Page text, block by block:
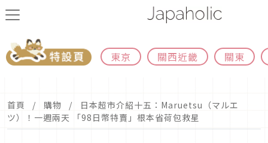
東京 關西近畿 關東
首頁 購物
日本超市介紹十五：Maruetsu（マルエ
ツ）！一週兩天 「98日幣特賣」根本省荷包救星